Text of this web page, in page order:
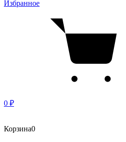
Избранное
0 ₽
Корзина0